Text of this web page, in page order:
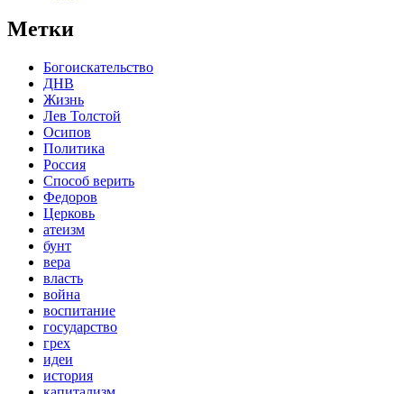
Метки
Богоискательство
ДНВ
Жизнь
Лев Толстой
Осипов
Политика
Россия
Способ верить
Федоров
Церковь
атеизм
бунт
вера
власть
война
воспитание
государство
грех
идеи
история